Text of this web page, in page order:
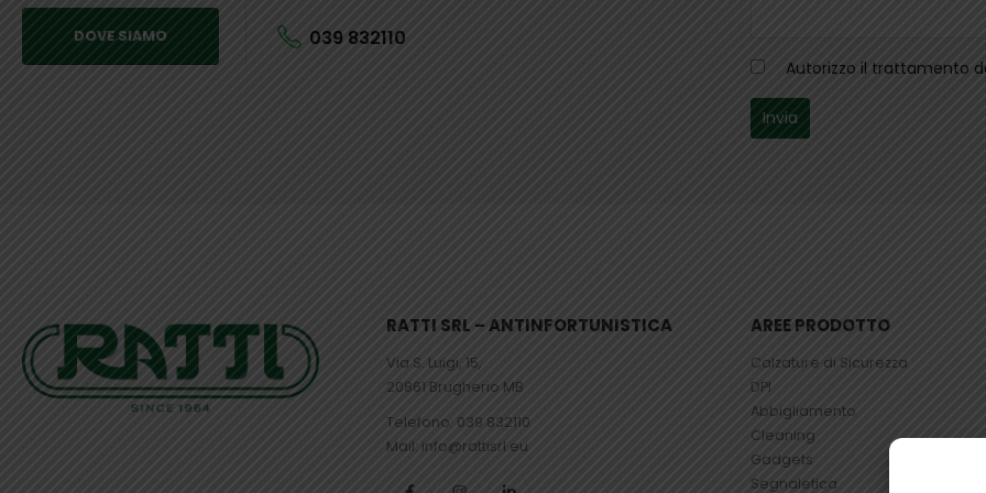
DOVE SIAMO 039 832110
Autorizzo il trattamento
RATTI SRL – ANTINFORTUNISTICA
Via S. Luigi, 15,
20861 Brugherio MB
Telefono: 039 832110
Mail: info@rattisrl.eu
AREE PRODOTTO
Calzature di Sicurezza
DPI
Abbigliamento
Cleaning
Gadgets
Segnaletica